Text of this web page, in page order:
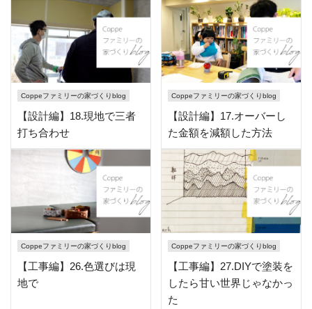
Coppeファミリーの家づくりblog
【設計編】18.現地で三者
打ち合わせ
Coppeファミリーの家づくりblog
【設計編】17.オーバーし
た金額を減額した方法
Coppeファミリーの家づくりblog
【工事編】26.色選びは現
地で
Coppeファミリーの家づくりblog
【工事編】27.DIYで塗装を
したら甘い世界じゃなかっ
た